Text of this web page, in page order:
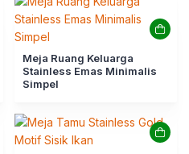
Meja Ruang Keluarga
Stainless Emas Minimalis
Simpel